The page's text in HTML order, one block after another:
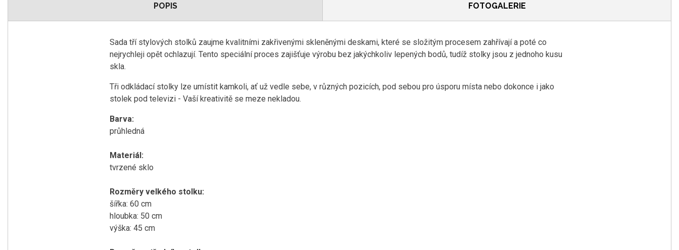
POPIS FOTOGALERIE
Sada tří stylových stolků zaujme kvalitními zakřivenými skleněnými deskami, které se složitým procesem zahřívají a poté co
nejrychleji opět ochlazují. Tento speciální proces zajišťuje výrobu bez jakýchkoliv lepených bodů, tudíž stolky jsou z jednoho kusu
skla.
Tři odkládací stolky lze umístit kamkoli, ať už vedle sebe, v různých pozicích, pod sebou pro úsporu místa nebo dokonce i jako
stolek pod televizi - Vaší kreativitě se meze nekladou.
Barva:
průhledná
Materiál:
tvrzené sklo
Rozměry velkého stolku:
šířka: 60 cm
hloubka: 50 cm
výška: 45 cm